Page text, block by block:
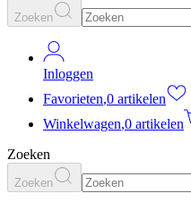
Zoeken
Inloggen
Favorieten,0 artikelen
Winkelwagen,0 artikelen
Zoeken
Zoeken